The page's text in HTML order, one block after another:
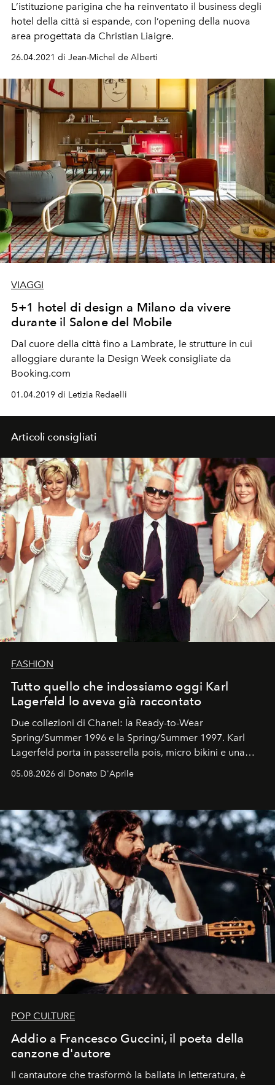
L’istituzione parigina che ha reinventato il business degli
hotel della città si espande, con l’opening della nuova
area progettata da Christian Liaigre.
26.04.2021 di Jean-Michel de Alberti
VIAGGI
5+1 hotel di design a Milano da vivere
durante il Salone del Mobile
Dal cuore della città fino a Lambrate, le strutture in cui
alloggiare durante la Design Week consigliate da
Booking.com
01.04.2019 di Letizia Redaelli
Articoli consigliati
FASHION
Tutto quello che indossiamo oggi Karl
Lagerfeld lo aveva già raccontato
Due collezioni di Chanel: la Ready-to-Wear
Spring/Summer 1996 e la Spring/Summer 1997. Karl
Lagerfeld porta in passerella pois, micro bikini e una
logomania pensata per la spiaggia
Kate, Claudia e Carla una dietro l'altra. Trent'anni dopo,
uno dei documenti più contemporanei che abbiamo.
05.08.2026 di Donato D'Aprile
POP CULTURE
Addio a Francesco Guccini, il poeta della
canzone d'autore
Il cantautore che trasformò la ballata in letteratura, è